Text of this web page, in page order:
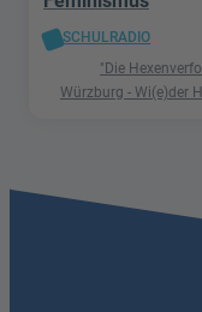
SCHULRADIO
"Die
Würzburg - Wi(e)der